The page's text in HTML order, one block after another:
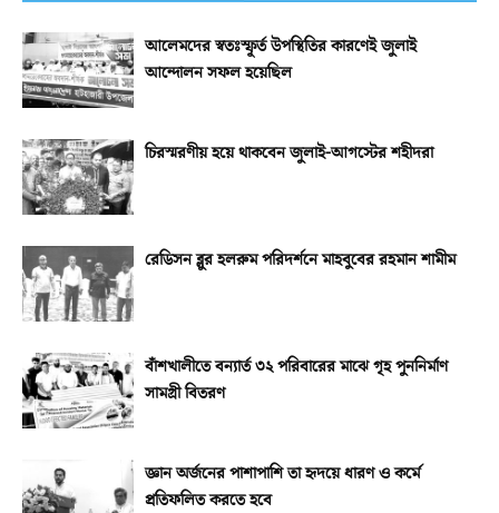
আলেমদের স্বতঃস্ফূর্ত উপস্থিতির কারণেই জুলাই
আন্দোলন সফল হয়েছিল
চিরস্মরণীয় হয়ে থাকবেন জুলাই-আগস্টের শহীদরা
রেডিসন ব্লুর হলরুম পরিদর্শনে মাহবুবের রহমান শামীম
বাঁশখালীতে বন্যার্ত ৩২ পরিবারের মাঝে গৃহ পুননির্মাণ
সামগ্রী বিতরণ
জ্ঞান অর্জনের পাশাপাশি তা হৃদয়ে ধারণ ও কর্মে
প্রতিফলিত করতে হবে